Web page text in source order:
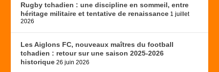
Rugby tchadien : une discipline en sommeil, entre
héritage militaire et tentative de renaissance 1 juillet
2026
Les Aiglons FC, nouveaux maîtres du football
tchadien : retour sur une saison 2025-2026
historique 26 juin 2026